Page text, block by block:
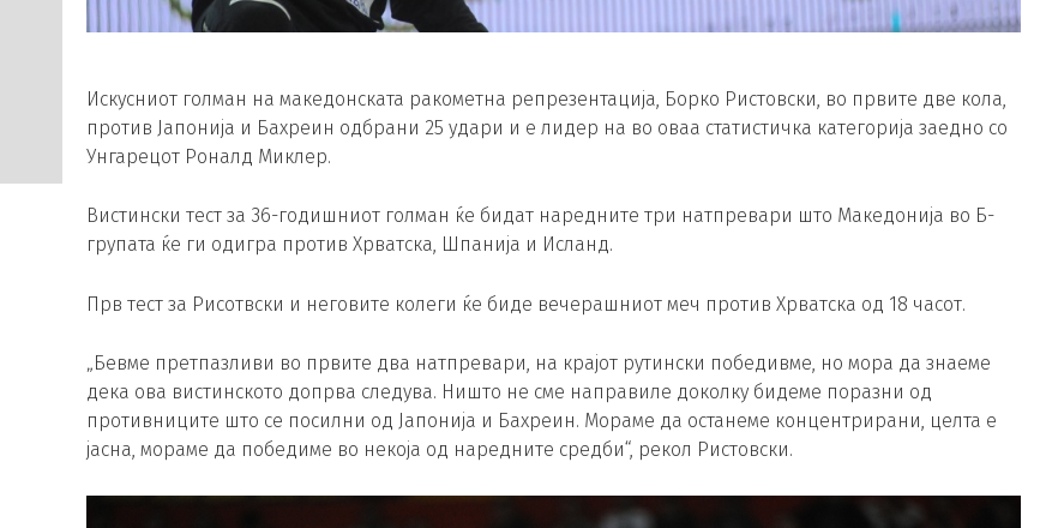
Искусниот голман на македонската ракометна репрезентација, Борко Ристовски, во првите две кола,
против Јапонија и Бахреин одбрани 25 удари и е лидер на во оваа статистичка категорија заедно со
Унгарецот Роналд Миклер.
Вистински тест за 36-годишниот голман ќе бидат наредните три натпревари што Македонија во Б-
групата ќе ги одигра против Хрватска, Шпанија и Исланд.
Прв тест за Рисотвски и неговите колеги ќе биде вечерашниот меч против Хрватска од 18 часот.
„Бевме претпазливи во првите два натпревари, на крајот рутински победивме, но мора да знаеме
дека ова вистинското допрва следува. Ништо не сме направиле доколку бидеме поразни од
противниците што се посилни од Јапонија и Бахреин. Мораме да останеме концентрирани, целта е
јасна, мораме да победиме во некоја од наредните средби“, рекол Ристовски.